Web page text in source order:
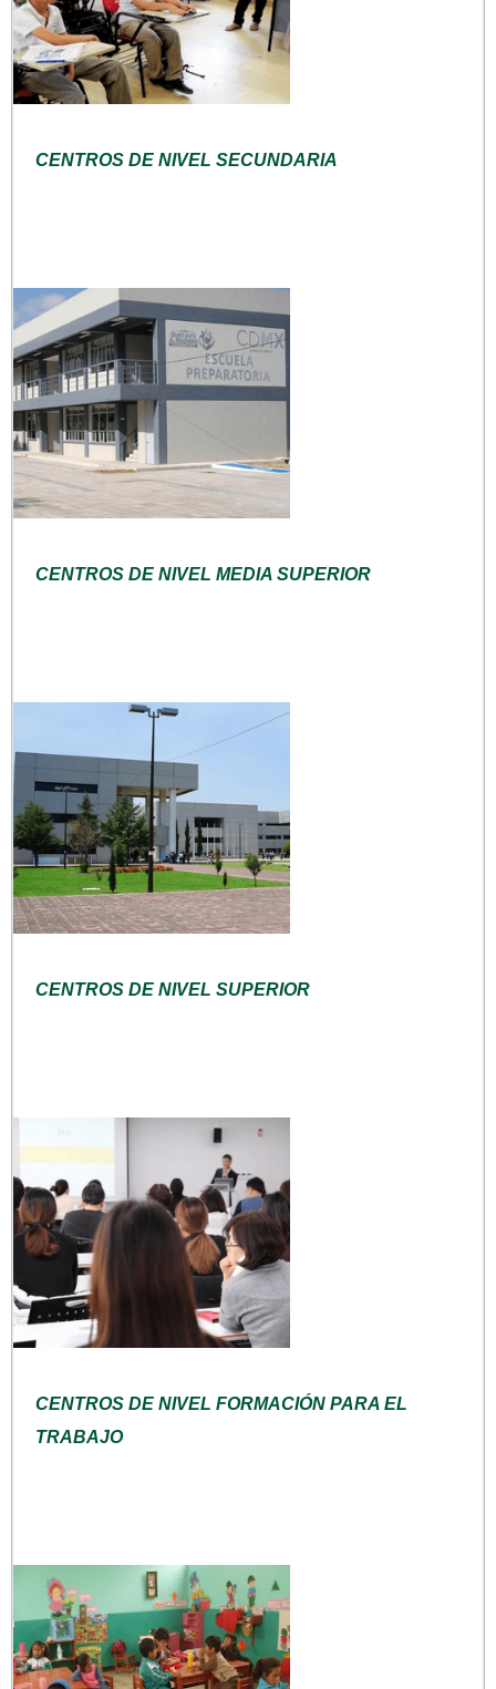
CENTROS DE NIVEL SECUNDARIA
CENTROS DE NIVEL MEDIA SUPERIOR
CENTROS DE NIVEL SUPERIOR
CENTROS DE NIVEL FORMACIÓN PARA EL
TRABAJO